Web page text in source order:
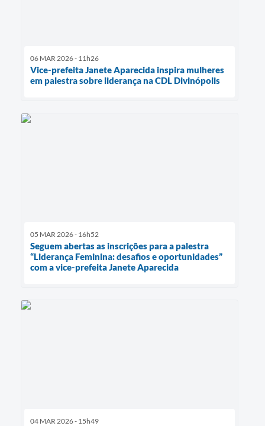
06 MAR 2026 - 11h26
Vice-prefeita Janete Aparecida inspira mulheres
em palestra sobre liderança na CDL Divinópolis
05 MAR 2026 - 16h52
Seguem abertas as inscrições para a palestra
“Liderança Feminina: desafios e oportunidades”
com a vice-prefeita Janete Aparecida
04 MAR 2026 - 15h49